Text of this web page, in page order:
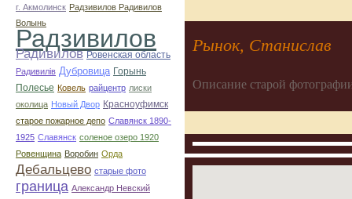
г. Акмолинск Радзивилов Радивилов
Волынь
Радзивилов
Радивилов Ровенская область
Радивилiв Дубровица Горынь
Полесье Ковель райцентр лиски
околица Новый Двор Красноуфимск
старое пожарное депо Славянск 1890-
1925 Славянск соленое озеро 1920
Ровенщина Воробин Орда
Дебальцево старые фото
граница Александр Невский
Рынок, Станислав
Описание старой